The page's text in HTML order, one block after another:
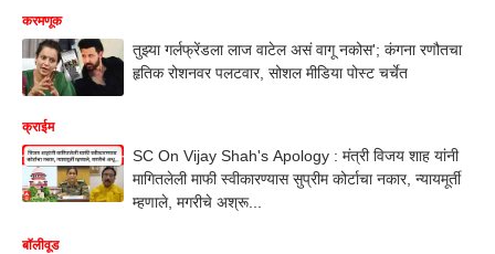
करमणूक
तुझ्या गर्लफ्रेंडला लाज वाटेल असं वागू नकोस'; कंगना रणौतचा
हृतिक रोशनवर पलटवार, सोशल मीडिया पोस्ट चर्चेत
क्राईम
SC On Vijay Shah's Apology : मंत्री विजय शाह यांनी
मागितलेली माफी स्वीकारण्यास सुप्रीम कोर्टाचा नकार, न्यायमूर्ती
म्हणाले, मगरीचे अश्रू...
बॉलीवूड